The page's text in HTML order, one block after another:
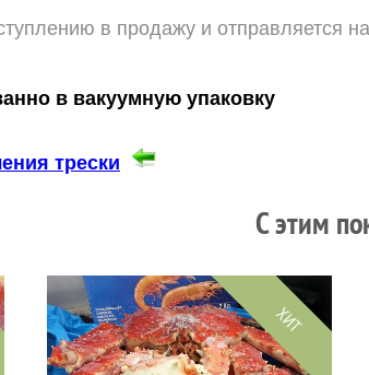
в продажу и отправляется
в вакуумную упаковку
трески
C этим
ХИТ